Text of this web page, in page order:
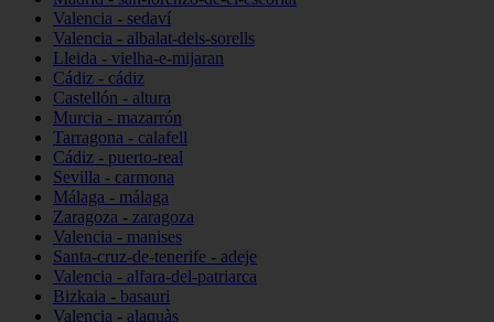
Valencia - sedaví
Valencia - albalat-dels-sorells
Lleida - vielha-e-mijaran
Cádiz - cádiz
Castellón - altura
Murcia - mazarrón
Tarragona - calafell
Cádiz - puerto-real
Sevilla - carmona
Málaga - málaga
Zaragoza - zaragoza
Valencia - manises
Santa-cruz-de-tenerife - adeje
Valencia - alfara-del-patriarca
Bizkaia - basauri
Valencia - alaquàs